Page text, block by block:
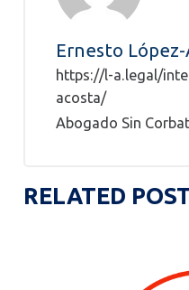
Ernesto López-
https://l-a.legal/
acosta/
Abogado Sin
RELATED